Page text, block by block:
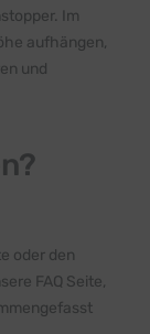
Im
aufhängen,
und
oder den
FAQ Seite,